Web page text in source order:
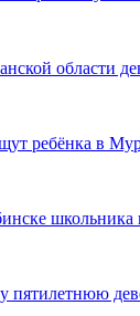
области
ребёнка в